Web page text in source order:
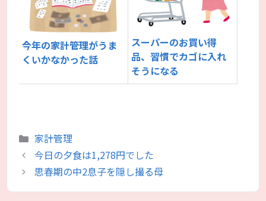
今年の家計管理がうま
くいかなかった話
スーパーのお買い得
品、習慣でカゴに入れ
そうになる
カ
テ
ゴ
リ
ー
家計管理
今日の夕食は1,278円でした
思春期の中2息子を隠し撮る母